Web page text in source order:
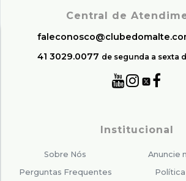
Central de
41 3029.0077 de segunda a sexta
Institucional
Sobre Nós
Perguntas Frequentes
Anuncie